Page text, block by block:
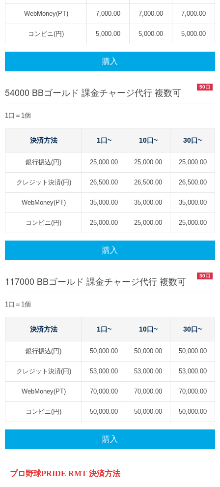
WebMoney(PT) 7,000.00 7,000.00 7,000.00
コンビニ(円) 5,000.00 5,000.00 5,000.00
購入
50口
54000 BBゴールド 課金チャージ代行 複数可
1口＝1個
決済方法 1口~ 10口~ 30口~
銀行振込(円) 25,000.00 25,000.00 25,000.00
クレジット決済(円) 26,500.00 26,500.00 26,500.00
WebMoney(PT) 35,000.00 35,000.00 35,000.00
コンビニ(円) 25,000.00 25,000.00 25,000.00
購入
30口
117000 BBゴールド 課金チャージ代行 複数可
1口＝1個
決済方法 1口~ 10口~ 30口~
銀行振込(円) 50,000.00 50,000.00 50,000.00
クレジット決済(円) 53,000.00 53,000.00 53,000.00
WebMoney(PT) 70,000.00 70,000.00 70,000.00
コンビニ(円) 50,000.00 50,000.00 50,000.00
購入
プロ野球PRIDE RMT 決済方法